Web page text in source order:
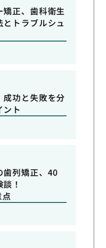
矯正、歯科衛生
トラブルシュ
功と失敗を分
ント
歯列矯正、40
！